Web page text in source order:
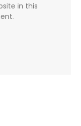
in this